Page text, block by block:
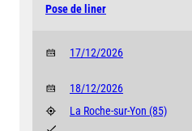
Pose de liner
17/12/2026
18/12/2026
La Roche-sur-Yon (85)